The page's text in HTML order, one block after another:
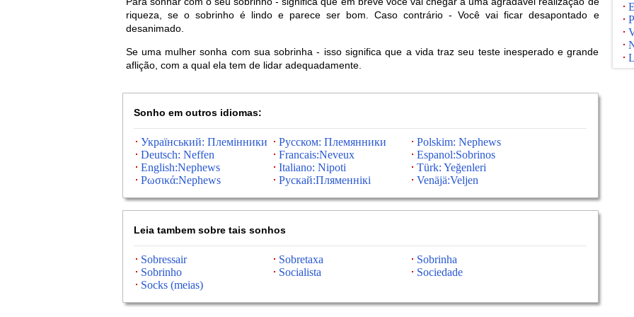
riqueza, se o sobrinho é lindo e parece ser bom. Caso contrário - Você vai ficar desapontado e
desanimado.
Se uma mulher sonha com sua sobrinha - isso significa que a vida traz seu teste inesperado e grande
aflição, com a qual ela tem de lidar adequadamente.
Sonho em outros idiomas:
Український: Племінники Русском: Племянники
Polskim: Nephews
Deutsch: Neffen
Francais:Neveux
Espanol:Sobrinos
English:Nephews
Italiano: Nipoti
Türk: Yeğenleri
Ρωσικά:Nephews
Рускай:Пляменнікі Venäjä:Veljen
Leia tambem sobre tais sonhos
Sobressair Sobretaxa
Sobrinha
Sobrinho
Socialista
Sociedade
Socks (meias)